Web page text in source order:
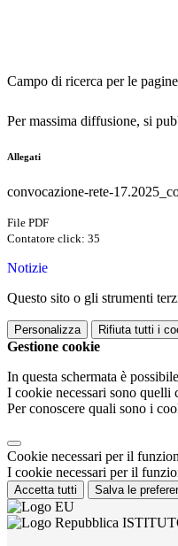
Campo di ricerca per le
Per massima diffusione, si
Allegati
convocazione-rete-
File PDF
Contatore click: 35
Notizie
Questo sito o gli strumenti
Personalizza Rifiuta tutti i
Gestione cookie
In questa schermata è
I cookie necessari sono quelli
Per conoscere quali sono i
Cookie necessari per il
I cookie necessari per il
Accetta tutti Salva le